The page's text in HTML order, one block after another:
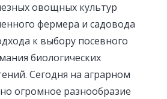
овощных культур
фермера и садовода
к выбору посевного
биологических
Сегодня на аграрном
огромное разнообразие